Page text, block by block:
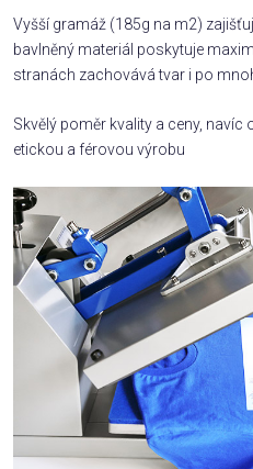
Vyšší gramáž (185g na m2)
bavlněný materiál poskytuje
stranách zachovává tvar i po
Skvělý poměr kvality a ceny,
etickou a férovou výrobu